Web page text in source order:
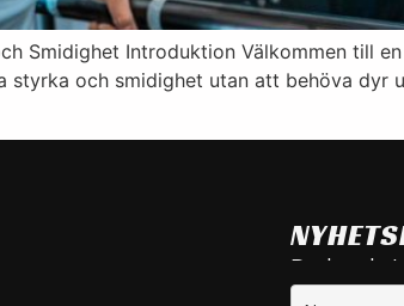
Smidighet Introduktion Välkommen till
och smidighet utan att behöva dyr
Deals,